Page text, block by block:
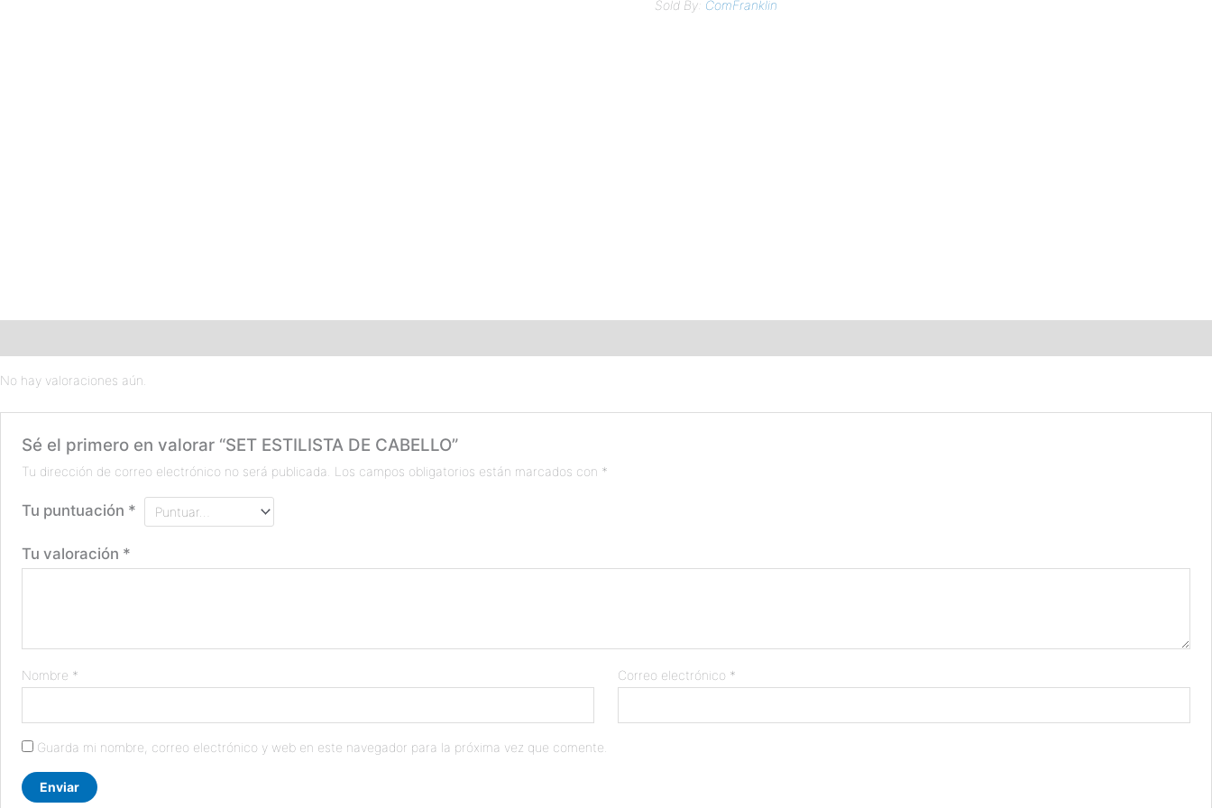
Sold By: ComFranklin
No hay valoraciones aún.
Sé el primero en valorar “SET ESTILISTA DE CABELLO”
Tu dirección de correo electrónico no será publicada. Los campos obligatorios están marcados con *
Tu puntuación *
Tu valoración *
Nombre * Correo electrónico *
Guarda mi nombre, correo electrónico y web en este navegador para la próxima vez que comente.